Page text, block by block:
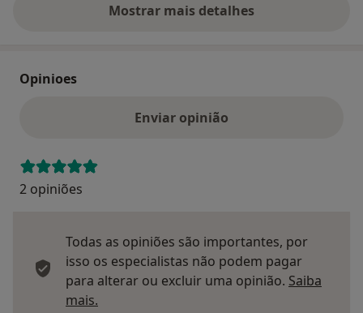
Mostrar mais detalhes
sobre o endereço
Opinioes
Enviar opinião
2 opiniões
Todas as opiniões são importantes, por
isso os especialistas não podem pagar
para alterar ou excluir uma opinião. Saiba
mais.